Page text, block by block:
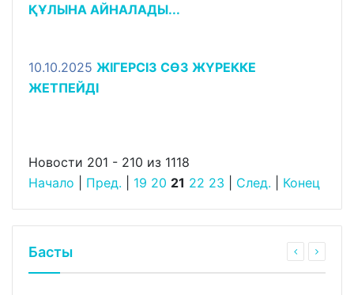
ҚҰЛЫНА АЙНАЛАДЫ...
10.10.2025 ЖІГЕРСІЗ СӨЗ ЖҮРЕККЕ
ЖЕТПЕЙДІ
Новости 201 - 210 из 1118
Начало
Пред. 19 20 21 22 23 След. Конец
Басты